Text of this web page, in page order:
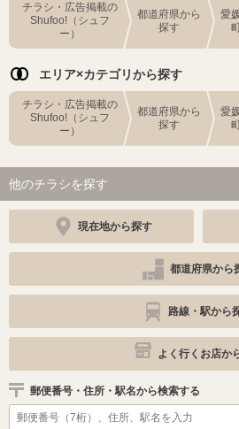
チラシ・広告掲載の
Shufoo!（シュフ
ー）
都道府県から
探す
愛
エリア×カテゴリから探す
チラシ・広告掲載の
Shufoo!（シュフ
ー）
都道府県から
探す
愛
他のチラシを探す
現在地から探す
都道府県から
路線・駅から
よく行くお店か
郵便番号・住所・駅名から検索する